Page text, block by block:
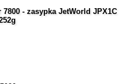
7800 - zasypka JetWorld JPX1C